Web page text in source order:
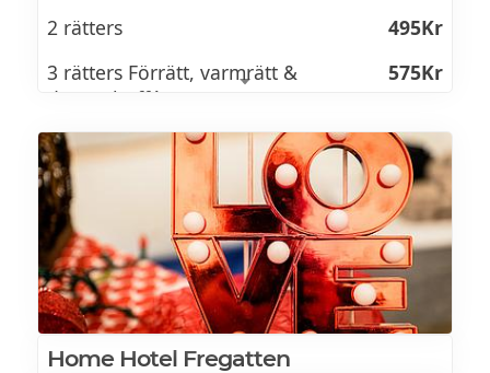
Dovhjort från Genarp rullad i svart
trumpetsvamp, rödvinssås med
schalottenlök och torkade tranbär, brynt
grädde med Savoykål, rostad persiljerot,
Kabbarp
DESSERT
Friterad munk med vaniljsocker,
pistageglass, salt karamellsås,
päronkompott med fatlagrad vodka på
päron från Äsperöd & Staffanstorp
2 rätters
495Kr
3 rätters Förrätt, varmrätt &
dessertbuffé
575Kr
ALLA HJÄRTANS DAG MENY 2026
FÖRRÄTT
JORDÄRTKOCKSOPPA eller TOAST SKAGEN
Home Hotel Fregatten